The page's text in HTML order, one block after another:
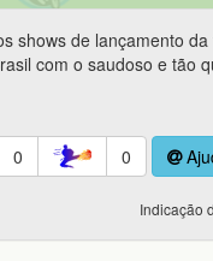
shows de lançamento
com o saudoso e tão
0 0
Indicação